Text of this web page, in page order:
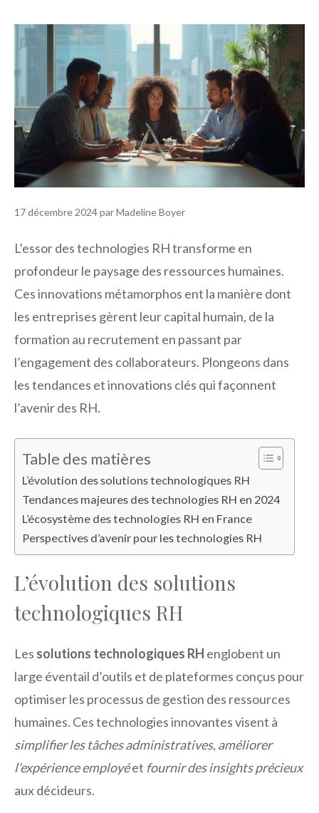
17 décembre 2024parMadeline Boyer
L’essor des technologies RH transforme en
profondeur le paysage des ressources humaines.
Ces innovations métamorphos ent la manière dont
les entreprises gèrent leur capital humain, de la
formation au recrutement en passant par
l’engagement des collaborateurs. Plongeons dans
les tendances et innovations clés qui façonnent
l’avenir des RH.
Table des matières
L’évolution des solutions technologiques RH
Tendances majeures des technologies RH en 2024
L’écosystème des technologies RH en France
Perspectives d’avenir pour les technologies RH
L’évolution des solutions
technologiques RH
Les solutions technologiques RH englobent un
large éventail d’outils et de plateformes conçus pour
optimiser les processus de gestion des ressources
humaines. Ces technologies innovantes visent à
simplifier les tâches administratives, améliorer
l’expérience employéet fournir des insights précieux
aux décideurs.